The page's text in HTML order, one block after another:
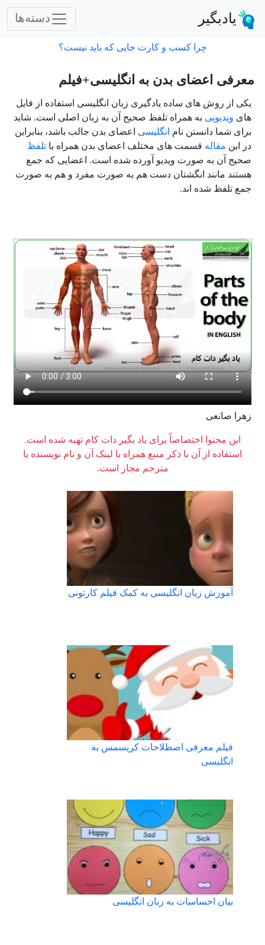
یادبگیر دسته‌ها
چرا کسب و کارت جایی که باید نیست؟
معرفی اعضای بدن به انگلیسی+فیلم
یکی از روش های ساده یادگیری زبان انگلیسی استفاده از فایل
های ویدیویی به همراه تلفظ صحیح آن به زبان اصلی است. شاید
برای شما دانستن نام انگلیسی اعضای بدن جالب باشد، بنابراین
در این مقاله قسمت های مختلف اعضای بدن همراه با تلفظ
صحیح آن به صورت ویدیو آورده شده است. اعضایی که جمع
هستند مانند انگشتان دست هم به صورت مفرد و هم به صورت
جمع تلفظ شده اند.
زهرا صانعی
این محتوا اختصاصاً برای یاد بگیر دات کام تهیه شده است.
استفاده از آن با ذکر منبع همراه با لینک آن و نام نویسنده یا
مترجم مجاز است.
آموزش زبان انگلیسی به کمک فیلم کارتونی
فیلم معرفی اصطلاحات کریسمس به
انگلیسی
بیان احساسات به زبان انگلیسی